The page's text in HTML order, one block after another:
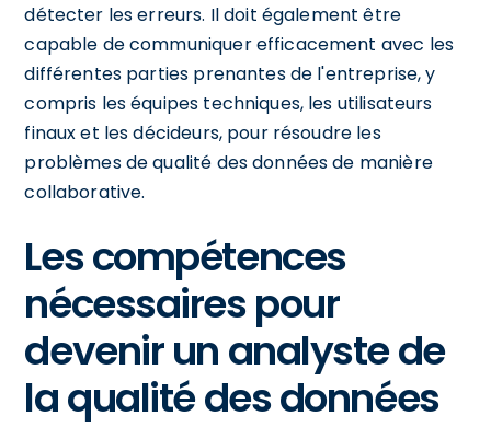
détecter les erreurs. Il doit également être
capable de communiquer efficacement avec les
différentes parties prenantes de l'entreprise, y
compris les équipes techniques, les utilisateurs
finaux et les décideurs, pour résoudre les
problèmes de qualité des données de manière
collaborative.
Les compétences
nécessaires pour
devenir un analyste de
la qualité des données